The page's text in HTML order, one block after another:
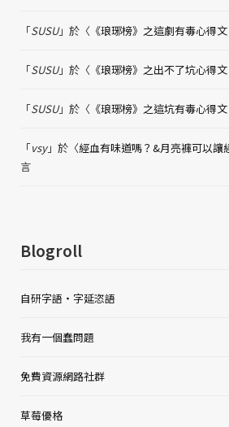
「SUSU」於〈 《琅琊榜》之這劇有毒心得
「SUSU」於〈 《琅琊榜》之出不了坑心得
「SUSU」於〈 《琅琊榜》之這坑有毒心得
「vsy」於〈經血有味道嗎？&月亮褲可以讓
言
Blogroll
自研字語・字延恣語
我有一個蠢問題
免費資源網路社群
草莓優格